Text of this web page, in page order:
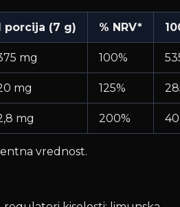
porcija (7 g) % NRV*
mg 100%
mg 125%
mg 200%
vrednost.